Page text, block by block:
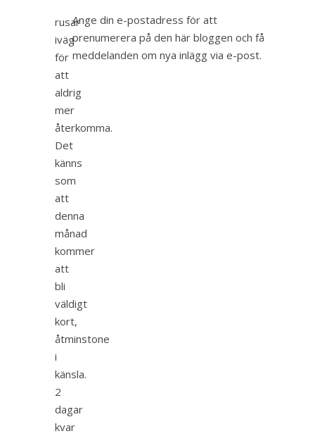
rusar
iväg
för
att
aldrig
mer
återkomma.
Det
känns
som
att
denna
månad
kommer
att
bli
väldigt
kort,
åtminstone
i
känsla.
2
dagar
kvar
Ange din e-postadress för att
prenumerera på den här bloggen och få
meddelanden om nya inlägg via e-post.